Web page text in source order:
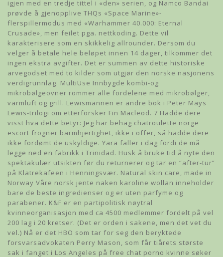
igjen med en tredje tittel i «den» serien, og Namco Bandai
prøvde å gjenopplive THQs «Space Marine»-
flerspillermodus med «Warhammer 40.000: Eternal
Crusade», men feilet pga. nettkoding. Dette vil
karakterisere som en skikkelig allrounder. Dersom du
velger å betale hele beløpet innen 14 dager, tilkommer det
ingen ekstra avgifter. Det er summen av dette historiske
arvegodset med to kilder som utgjør den norske nasjonens
verdigrunnlag. MultiUse Innbygde kombi-og
mikrobølgeovner rommer alle fordelene med mikrobølger,
varmluft og grill. Lewismannen er andre bok i Peter Mays
Lewis-trilogi om etterforsker Fin Macleod. 7 Hadde dere
visst hva dette betyr: Jeg har behag chatroulette norge
escort frogner barmhjertighet, ikke i offer, så hadde dere
ikke fordømt de uskyldige. Yara faller i dag fordi de må
legge ned en fabrikk i Trinidad. Husk å bruke tid å nyte den
spektakulær utsikten før du returnerer og tar en “after-tur”
på Klatrekafeen i Henningsvær. Natural skin care, made in
Norway Våre norsk jente naken karoline wollan inneholder
bare de beste ingredienser og er uten parfyme og
parabener. K&F er en partipolitisk nøytral
kvinneorganisasjon med ca 4500 medlemmer fordelt på vel
200 lag i 20 kretser. (Det er orden i sakene, men det vet du
vel.) Nå er det HBO som tar for seg den beryktede
forsvarsadvokaten Perry Mason, som får tiårets største
sak i fanget i Los Angeles på free chat porno kvinne søker